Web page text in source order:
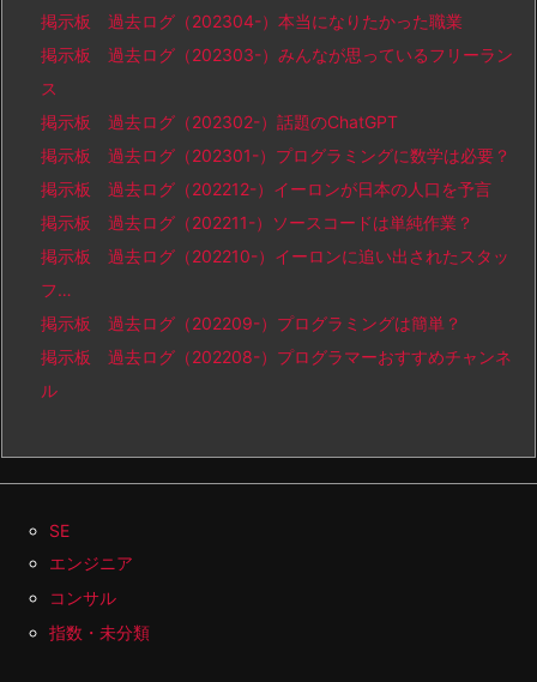
掲示板 過去ログ（202304-）本当になりたかった職業
掲示板 過去ログ（202303-）みんなが思っているフリーラン
ス
掲示板 過去ログ（202302-）話題のChatGPT
掲示板 過去ログ（202301-）プログラミングに数学は必要？
掲示板 過去ログ（202212-）イーロンが日本の人口を予言
掲示板 過去ログ（202211-）ソースコードは単純作業？
掲示板 過去ログ（202210-）イーロンに追い出されたスタッ
フ…
掲示板 過去ログ（202209-）プログラミングは簡単？
掲示板 過去ログ（202208-）プログラマーおすすめチャンネ
ル
SE
エンジニア
コンサル
指数・未分類